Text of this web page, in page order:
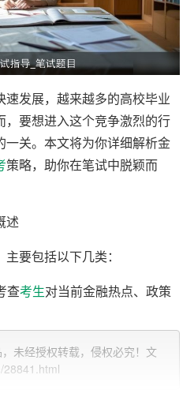
速发展，越来越多的高校毕业
，要想进入这个竞争激烈的行
一关。本文将为你详细解析金
策略，助你在笔试中脱颖而
述
要包括以下几类：
查考生对当前金融热点、政策
读理解能力和语言表达能力。
未经授权转载，侵权必究！文
28841.html